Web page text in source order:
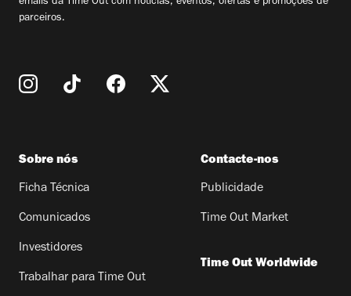
emails da Time Out com notícias, eventos, ofertas e promoções de
parceiros.
Sobre nós
Ficha Técnica
Comunicados
Investidores
Trabalhar para Time Out
Contacte-nos
Publicidade
Time Out Market
Time Out Worldwide